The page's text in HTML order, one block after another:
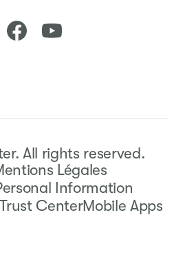
All rights reserved.
Légales
Information
Trust CenterMobile Apps